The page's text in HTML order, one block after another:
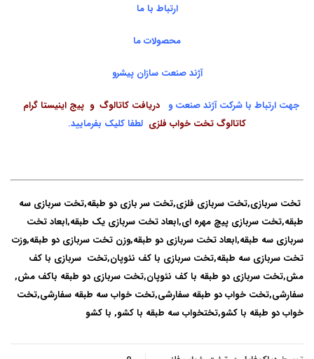
ارتباط با ما
محصولات ما
آژند صنعت سازان پیشرو
جهت ارتباط با شرکت آژند صنعت و دریافت کاتالوگ و پیج اینیستا گرام
کاتالوگ تخت خواب فلزی لطفا کلیک بفرمایید.
تخت سربازی,تخت سربازی فلزی,تخت سر بازی دو طبقه,تخت سربازی سه
طبقه,تخت سربازی پیچ مهره ای,ابعاد تخت سربازی یک طبقه,ابعاد تخت
سربازی سه طبقه,ابعاد تخت سربازی دو طبقه,وزن تخت سربازی دو طبقه,وزت
تخت سربازی سه طبقه,تخت سربازی با کف نئوپان,تخت سربازی با کف
مش,تخت سربازی دو طبقه با کف نئوپان,تخت سربازی دو طبقه باکف مش,
سفارشی,تخت خواب دو طبقه سفارشی,تخت خواب سه طبقه سفارشی,تخت
خواب دو طبقه با کشو,تختخواب سه طبقه با کشو, با کشو